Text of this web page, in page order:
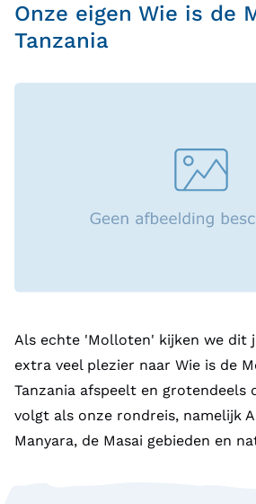
Onze eigen Wie is de
Tanzania
Als echte 'Molloten' kijken we dit
extra veel plezier naar Wie is de
Tanzania afspeelt en grotendeels
volgt als onze rondreis, namelijk
Manyara, de Masai gebieden en